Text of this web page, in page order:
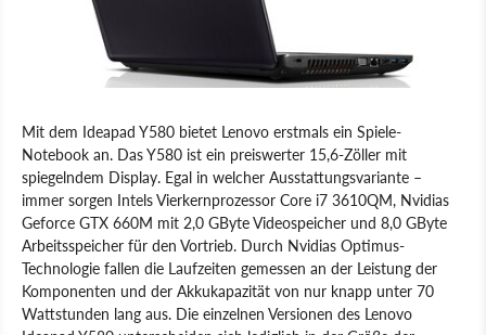
Mit dem Ideapad Y580 bietet Lenovo erstmals ein Spiele-
Notebook an. Das Y580 ist ein preiswerter 15,6-Zöller mit
spiegelndem Display. Egal in welcher Ausstattungsvariante –
immer sorgen Intels Vierkernprozessor Core i7 3610QM, Nvidias
Geforce GTX 660M mit 2,0 GByte Videospeicher und 8,0 GByte
Arbeitsspeicher für den Vortrieb. Durch Nvidias Optimus-
Technologie fallen die Laufzeiten gemessen an der Leistung der
Komponenten und der Akkukapazität von nur knapp unter 70
Wattstunden lang aus. Die einzelnen Versionen des Lenovo